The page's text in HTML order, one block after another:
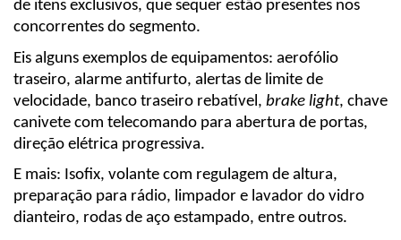
de itens exclusivos, que sequer estão presentes nos
concorrentes do segmento.
Eis alguns exemplos de equipamentos: aerofólio
traseiro, alarme antifurto, alertas de limite de
velocidade, banco traseiro rebatível, brake light, chave
canivete com telecomando para abertura de portas,
direção elétrica progressiva.
E mais: Isofix, volante com regulagem de altura,
preparação para rádio, limpador e lavador do vidro
dianteiro, rodas de aço estampado, entre outros.